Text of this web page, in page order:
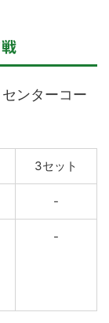
ンターコー
3セット
-
-